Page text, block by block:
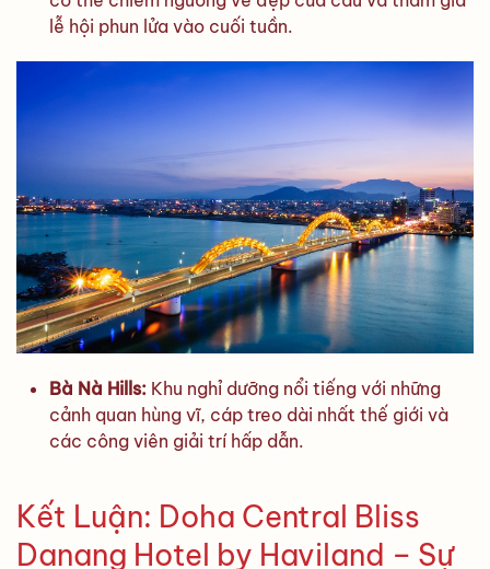
lễ hội phun lửa vào cuối tuần.
Bà Nà Hills: Khu nghỉ dưỡng nổi tiếng với những
cảnh quan hùng vĩ, cáp treo dài nhất thế giới và
các công viên giải trí hấp dẫn.
Kết Luận: Doha Central Bliss
Danang Hotel by Haviland – Sự